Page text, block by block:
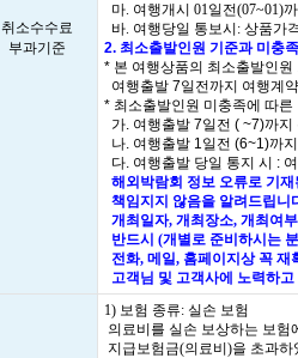
취소수수료
부과기준
마. 여행개시 01일전(07~01)
바. 여행당일 통보시: 상품가
2. 최소출발인원 기준과 미충
* 본 여행상품의 최소출발인
여행출발 7일전까지 여행계
* 최소출발인원 미충족에 따
가. 여행출발 7일전 ( ~7)까
나. 여행출발 1일전 (6~1)까
다. 여행출발 당일 통지 시 :
해외박람회 정보 오류로 기
책임지지 않음을 알려드립니
개최일자, 개최장소, 개최여
반드시 (개별로 준비하시는
전화, 메일, 홈페이지상 꼭 재
고객님 및 고객사에 노력하
1) 보험 종류: 실손 보험
의료비를 실손 보상하는 보
지급보험금(의료비)을 초과